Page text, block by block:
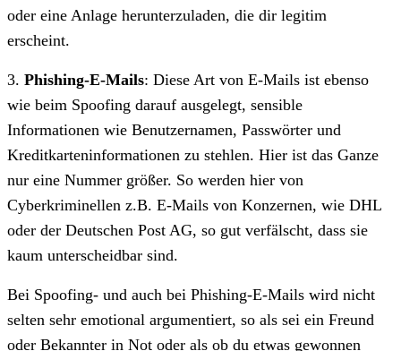
oder eine Anlage herunterzuladen, die dir legitim
erscheint.
3. Phishing-E-Mails: Diese Art von E-Mails ist ebenso
wie beim Spoofing darauf ausgelegt, sensible
Informationen wie Benutzernamen, Passwörter und
Kreditkarteninformationen zu stehlen. Hier ist das Ganze
nur eine Nummer größer. So werden hier von
Cyberkriminellen z.B. E-Mails von Konzernen, wie DHL
oder der Deutschen Post AG, so gut verfälscht, dass sie
kaum unterscheidbar sind.
Bei Spoofing- und auch bei Phishing-E-Mails wird nicht
selten sehr emotional argumentiert, so als sei ein Freund
oder Bekannter in Not oder als ob du etwas gewonnen